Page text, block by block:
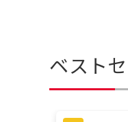
ベスト